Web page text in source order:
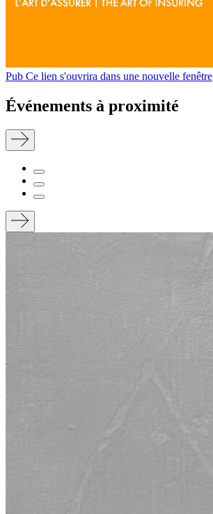
Pub Ce lien s'ouvrira dans une nouvelle fenêtre
Événements à proximité